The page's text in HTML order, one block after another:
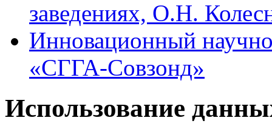
заведениях, О.Н.
Инновационный
«СГГА-Совзонд»
Использование